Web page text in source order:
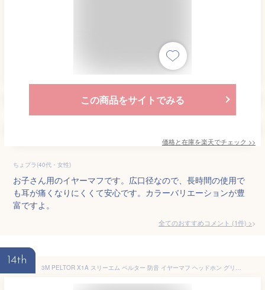
この商品をサイトでみる
価格と在庫を楽天でチェック >>
ちょプラ(40代・女性)
お子さん用のイヤーマフです。広口径なので、長時間の使用で
も耳が痛くなりにくくて安心です。カラーバリエーションが豊
富ですよ。
全てのおすすめコメント (1件) >
14th
3M PELTOR X1A スリーエム ペルター 防音 イヤーマフ ヘッドホン グリーン 騒音 ライブ 耳栓 自習 勉強 射撃 集中 睡眠 安眠 聴覚過敏 自閉症